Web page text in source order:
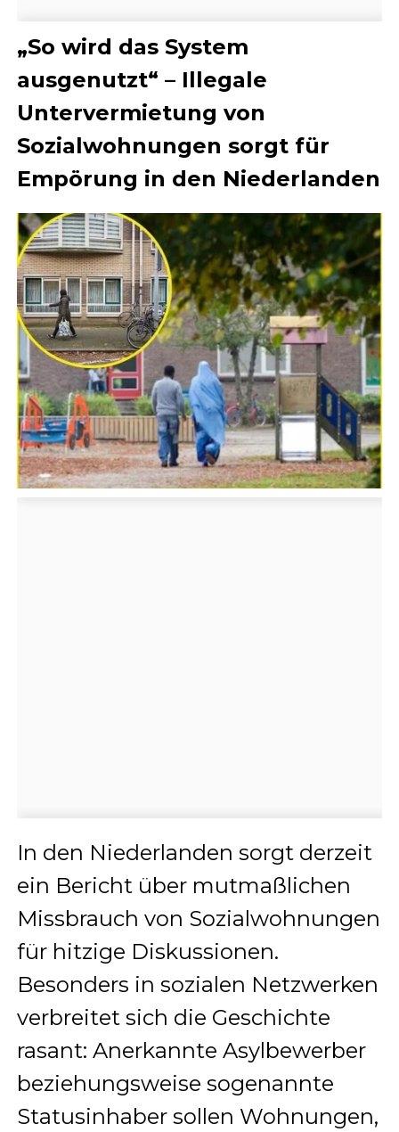
„So wird das System
ausgenutzt“ – Illegale
Untervermietung von
Sozialwohnungen sorgt für
Empörung in den Niederlanden
In den Niederlanden sorgt derzeit
ein Bericht über mutmaßlichen
Missbrauch von Sozialwohnungen
für hitzige Diskussionen.
Besonders in sozialen Netzwerken
verbreitet sich die Geschichte
rasant: Anerkannte Asylbewerber
beziehungsweise sogenannte
Statusinhaber sollen Wohnungen,